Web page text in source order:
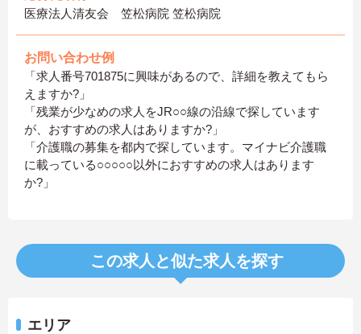
医療法人清友会 笠松病院 笠松病院
お問い合わせ例
「求人番号701875に興味があるので、詳細を教えてもら
えますか?」
「残業が少なめの求人をJR○○線の沿線で探しています
が、おすすめの求人はありますか?」
「介護職の募集を都内で探しています。マイナビ介護職
に載っている○○○○○以外におすすめの求人はあります
か?」
この求人と似た求人を探す
エリア